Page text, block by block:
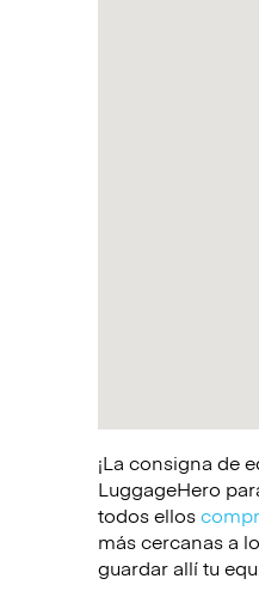
¡La consigna de
LuggageHero
todos ellos
más cercanas a
guardar allí tu